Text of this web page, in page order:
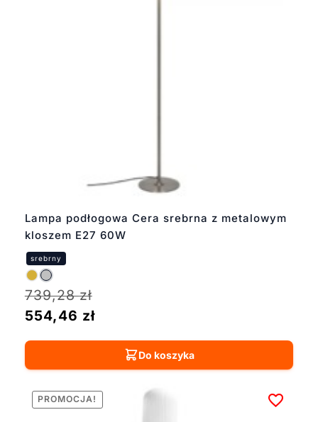
przekonaj się sam.
Lampa podłogowa Cera srebrna z metalowym
kloszem E27 60W
739,28zł
554,46 zł
Do koszyka
PROMOCJA!